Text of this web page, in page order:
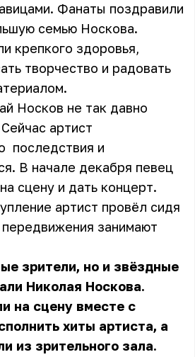
Фанаты поздравили
семью Носкова.
крепкого здоровья,
творчество и радовать
Носков не так давно
артист
последствия и
В начале декабря певец
сцену и дать концерт.
артист провёл сидя
занимают
зрители, но и звёздные
Николая Носкова.
на сцену вместе с
хиты артиста, а
из зрительного зала.